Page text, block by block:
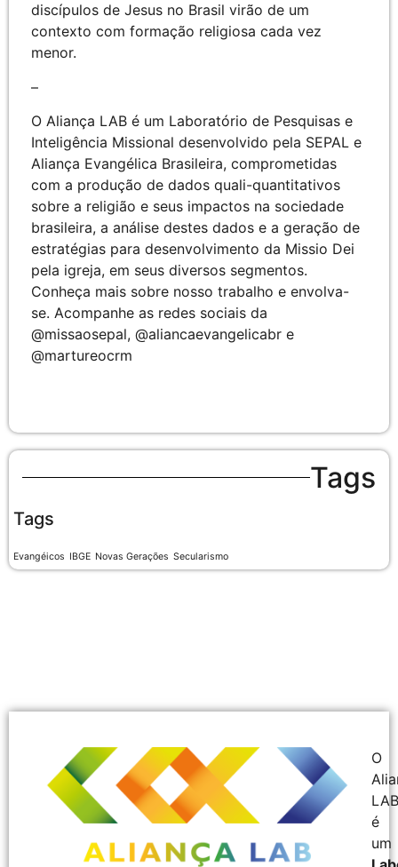
discípulos de Jesus no Brasil virão de um
contexto com formação religiosa cada vez
menor.
–
O Aliança LAB é um Laboratório de Pesquisas e
Inteligência Missional desenvolvido pela SEPAL e
Aliança Evangélica Brasileira, comprometidas
com a produção de dados quali-quantitativos
sobre a religião e seus impactos na sociedade
brasileira, a análise destes dados e a geração de
estratégias para desenvolvimento da Missio Dei
pela igreja, em seus diversos segmentos.
Conheça mais sobre nosso trabalho e envolva-
se. Acompanhe as redes sociais da
@missaosepal, @aliancaevangelicabr e
@martureocrm
Tags
Tags
Evangéicos IBGE Novas Gerações Secularismo
O
LAB
é
um